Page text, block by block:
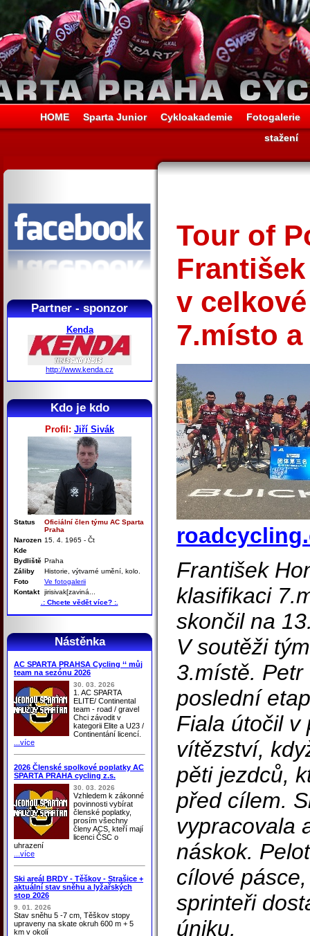
HOME Sparta Junior Cykloakademie
Fotogalerie
stažení
Partner - sponzor
Kenda
http://www.kenda.cz
Kdo je kdo
Profil: Jiří Sivák
Status
Oficiální člen týmu AC Sparta
Praha
Narozen 15. 4. 1965 - Čt
Kde
Bydliště Praha
Záliby
Historie, výtvarné umění, kolo.
Foto
Ve fotogalerii
Kontakt jirisivak[zaviná...
.: Chcete vědět více? :.
Nástěnka
AC SPARTA PRAHSA Cycling ‘‘ můj
team na sezónu 2026
30. 03. 2026
1. AC SPARTA
ELITE/ Continental
team - road / gravel
Chci závodit v
kategorii Elite a U23 /
Continentání licencí.
...více
2026 Členské spolkové poplatky AC
SPARTA PRAHA cycling z.s.
30. 03. 2026
Vzhledem k zákonné
povinnosti vybírat
členské poplatky,
prosím všechny
členy ACS, kteří mají
licenci ČSC o
uhrazení
...více
Ski areál BRDY - Těškov - Strašice +
aktuální stav sněhu a lyžařských
stop 2026
9. 01. 2026
Stav sněhu 5 -7 cm, Těškov stopy
upraveny na skate okruh 600 m + 5
km v okolí
Tour of
v
7.místo
František
klasifikaci
skončil na
V soutěži
3.místě.
poslední
Fiala útočil v
vítězství,
pěti jezdců,
před cílem.
vypracovala
náskok.
cílové
sprinteři
úniku.